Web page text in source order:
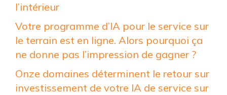
l’intérieur
Votre programme d’IA pour le service sur
le terrain est en ligne. Alors pourquoi ça
ne donne pas l’impression de gagner ?
Onze domaines déterminent le retour sur
investissement de votre IA de service sur